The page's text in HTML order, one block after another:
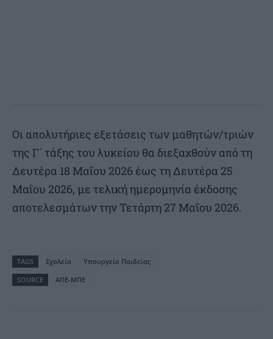
Οι απολυτήριες εξετάσεις των μαθητών/τριών
της Γ΄ τάξης του λυκείου θα διεξαχθούν από τη
Δευτέρα 18 Μαΐου 2026 έως τη Δευτέρα 25
Μαΐου 2026, με τελική ημερομηνία έκδοσης
αποτελεσμάτων την Τετάρτη 27 Μαΐου 2026.
TAGS Σχολεία
Υπουργείο Παιδείας
SOURCE
ΑΠΕ-ΜΠΕ